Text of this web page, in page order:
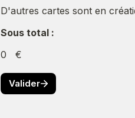
D'autres cartes sont en
Sous total :
0
   €
Valider